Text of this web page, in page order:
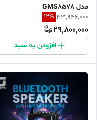
مدل GMS8578
33,946,000
12%
29,800,000
افزودن به سبد